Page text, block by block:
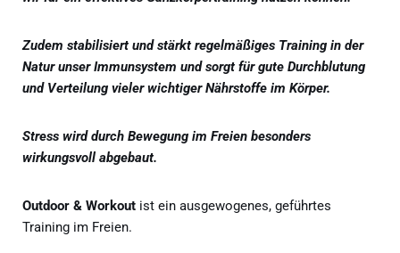
Zudem stabilisiert und stärkt regelmäßiges Training in der
Natur unser Immunsystem und sorgt für gute Durchblutung
und Verteilung vieler wichtiger Nährstoffe im Körper.
Stress wird durch Bewegung im Freien besonders
wirkungsvoll abgebaut.
Outdoor & Workout ist ein ausgewogenes, geführtes
Training im Freien.